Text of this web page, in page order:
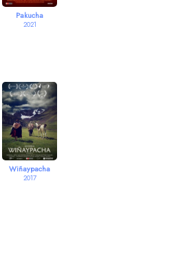
Pakucha
2021
Wiñaypacha
2017